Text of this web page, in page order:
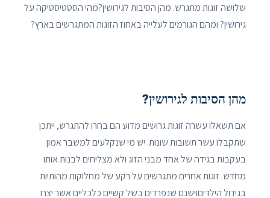
שלושה זוגות מתגרש. מהן הסיבות לגירושין?מהי הסטטיסטיקה על
גירושין? ומהם הגורמים לעלייה באחוז הזוגות המתגרשים בארץ?
מהן הסיבות לגירושין?
אם תשאלו עשרה זוגות גרושים מדוע הם בחרו להתגרש, ייתכן
שתקבלו עשר תשובות שונות. יש מי שנקלעים למשבר אמון
בעקבות בגידה של אחד מבני הזוג ולא מצליחים לבנות אותו
מחדש. זוגות אחרים מתגרשים על רקע של מחלוקות מהותיות
בגידול הילדיםוישנם שנפרדים בשל קשיים כלכליים אשר יצרו